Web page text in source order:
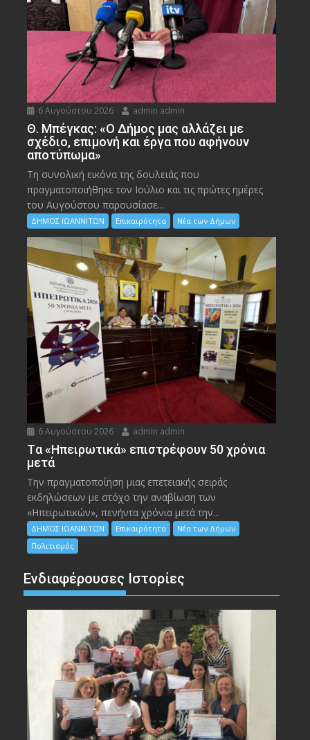
6 Αυγούστου 2026 admin admin
Θ. Μπέγκας: «Ο Δήμος μας αλλάζει με
σχέδιο, επιμονή και έργα που αφήνουν
αποτύπωμα»
Τη συνολική εικόνα της δουλειάς που
πραγματοποιήθηκε τον Ιούλιο και τις πρώτες ημέρες
του Αυγούστου παρουσίασε...
ΔΗΜΟΣ ΙΩΑΝΝΙΤΩΝ Επικαιρότητα Νέα των Δήμων
6 Αυγούστου 2026 admin admin
Tα «Ηπειρωτικά» επιστρέφουν 50 χρόνια
μετά
Την πραγματοποίηση μιας επετειακής σειράς
εκδηλώσεων με στόχο την αναβίωση των
«Ηπειρωτικών», πενήντα χρόνια μετά την...
ΔΗΜΟΣ ΙΩΑΝΝΙΤΩΝ Επικαιρότητα
Νέα των Δήμων
Πολιτισμός
Ενδιαφέρουσες Ιστορίες